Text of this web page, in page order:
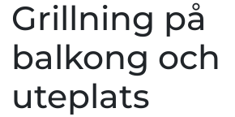
Grillning på
balkong och
uteplats